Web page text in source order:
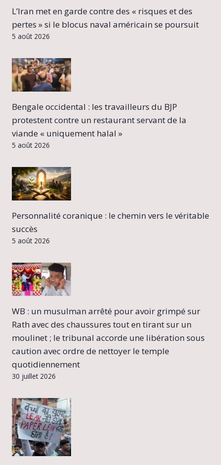
L’Iran met en garde contre des « risques et des
pertes » si le blocus naval américain se poursuit
5 août 2026
Bengale occidental : les travailleurs du BJP
protestent contre un restaurant servant de la
viande « uniquement halal »
5 août 2026
Personnalité coranique : le chemin vers le véritable
succès
5 août 2026
WB : un musulman arrêté pour avoir grimpé sur
Rath avec des chaussures tout en tirant sur un
moulinet ; le tribunal accorde une libération sous
caution avec ordre de nettoyer le temple
quotidiennement
30 juillet 2026